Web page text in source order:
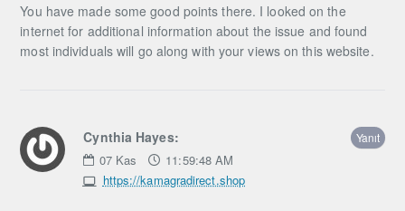
You have made some good points there. I looked on the
internet for additional information about the issue and found
most individuals will go along with your views on this website.
Cynthia Hayes:
07 Kas
11:59:48 AM
https://kamagradirect.shop
Yanıt